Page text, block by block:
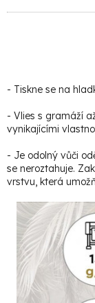
- Tiskne se na
- Vlies s gramáží
vynikajícími
- Je odolný vůči
se neroztahuje.
vrstvu, která